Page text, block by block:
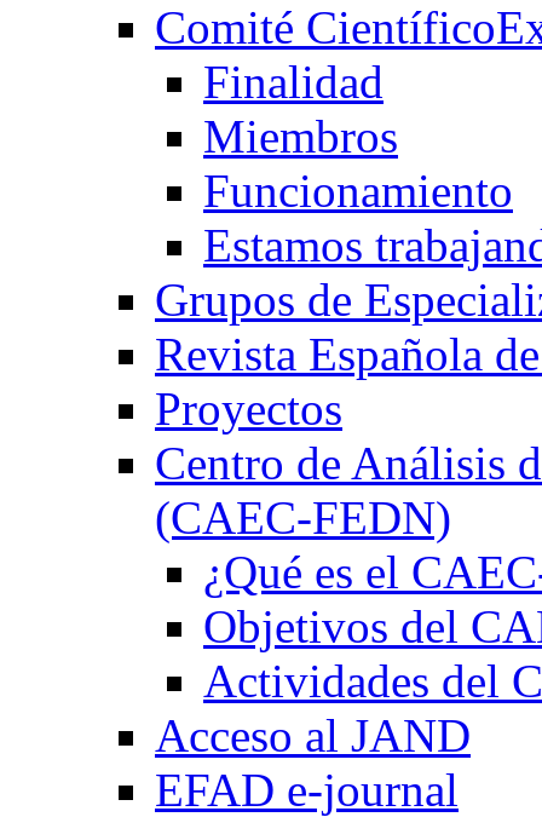
Comité Científico
Finalidad
Miembros
Funcionamiento
Estamos
Grupos de
Revista Española
Proyectos
Centro de Análisis
(CAEC-FEDN)
¿Qué es el
Objetivos del
Actividades del
Acceso al JAND
EFAD e-journal